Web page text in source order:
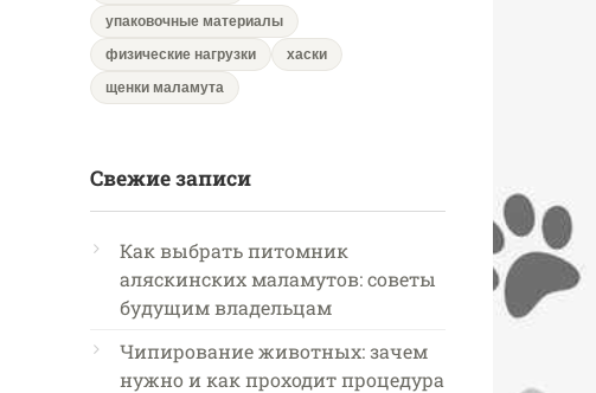
упаковочные материалы
физические нагрузки
хаски
щенки маламута
Свежие записи
Как выбрать питомник
аляскинских маламутов: советы
будущим владельцам
Чипирование животных: зачем
нужно и как проходит процедура